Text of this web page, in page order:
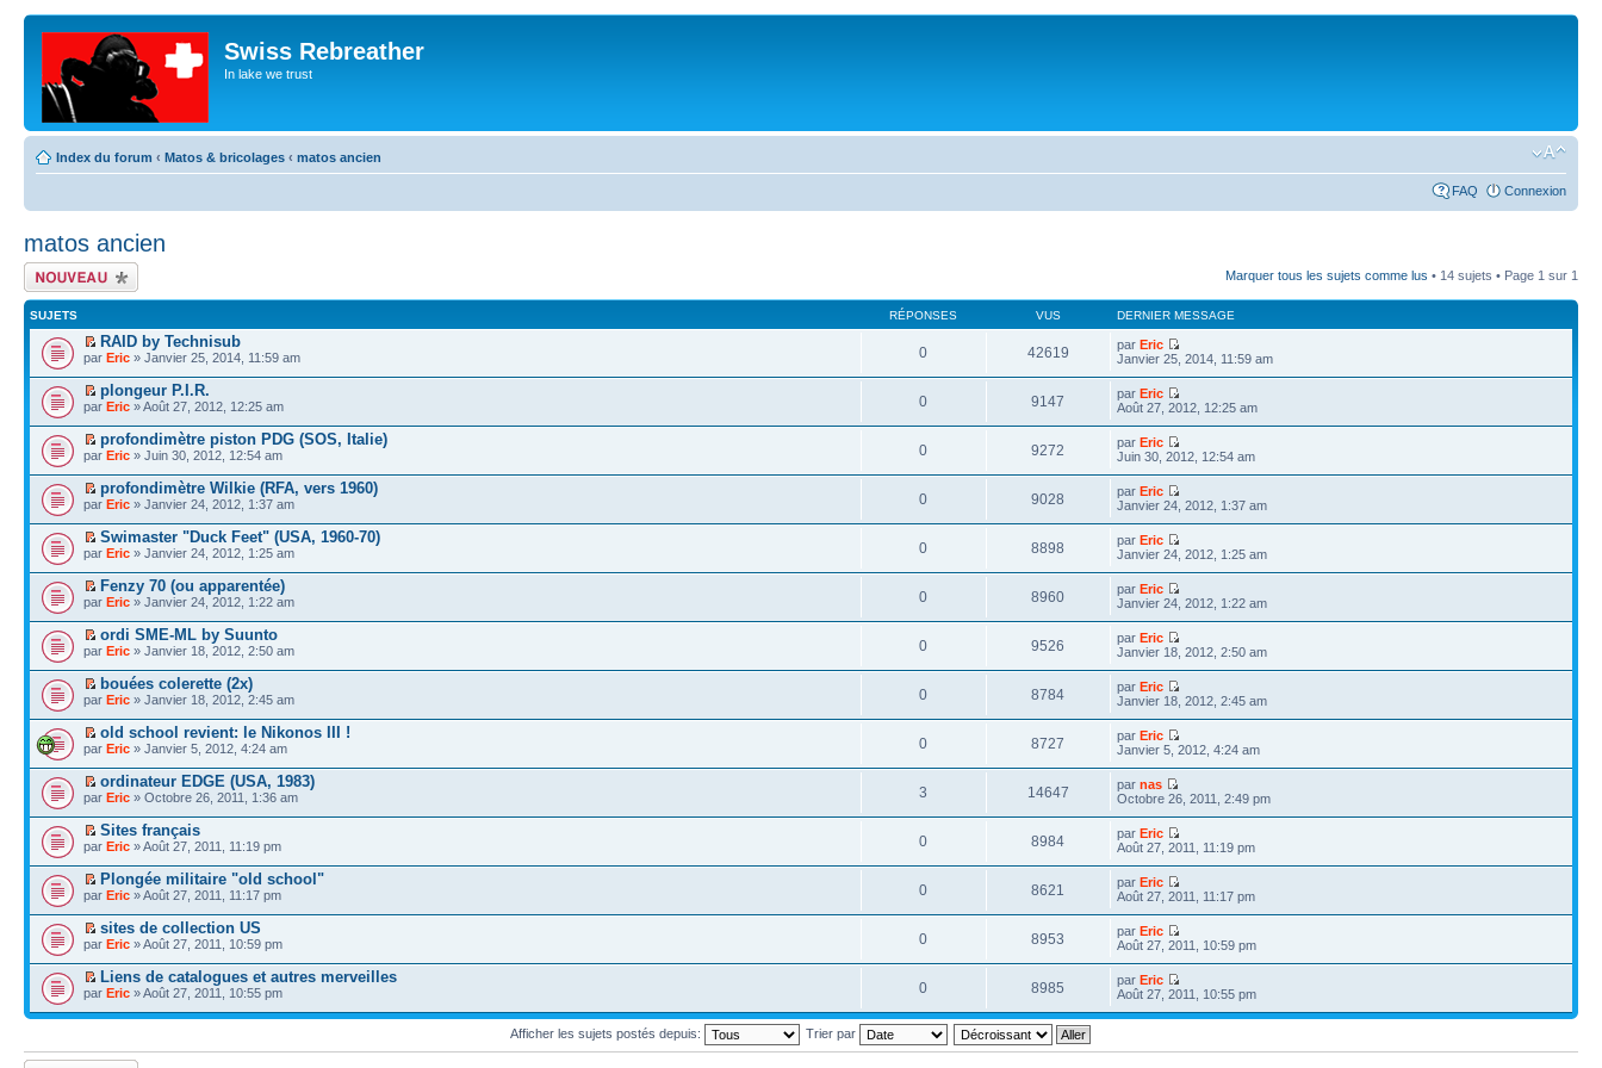
Swiss Rebreather
In lake we trust
Index du forum ‹ Matos & bricolages ‹ matos ancien
FAQ Connexion
matos ancien
Écrire un nouveau
sujet
Marquer tous les sujets comme lus • 14 sujets • Page 1 sur 1
SUJETS RÉPONSES VUS DERNIER MESSAGE
RAID by Technisub
par Eric » Janvier 25, 2014, 11:59 am 0 42619 parEric
Janvier 25, 2014, 11:59 am
plongeur P.I.R.
par Eric » Août 27, 2012, 12:25 am 0 9147 parEric
Août 27, 2012, 12:25 am
profondimètre piston PDG (SOS, Italie)
par Eric » Juin 30, 2012, 12:54 am 0 9272 parEric
Juin 30, 2012, 12:54 am
profondimètre Wilkie (RFA, vers 1960)
par Eric » Janvier 24, 2012, 1:37 am 0 9028 parEric
Janvier 24, 2012, 1:37 am
Swimaster "Duck Feet" (USA, 1960-70)
par Eric » Janvier 24, 2012, 1:25 am 0 8898 parEric
Janvier 24, 2012, 1:25 am
Fenzy 70 (ou apparentée)
par Eric » Janvier 24, 2012, 1:22 am 0 8960 parEric
Janvier 24, 2012, 1:22 am
ordi SME-ML by Suunto
par Eric » Janvier 18, 2012, 2:50 am 0 9526 parEric
Janvier 18, 2012, 2:50 am
bouées colerette (2x)
par Eric » Janvier 18, 2012, 2:45 am 0 8784 parEric
Janvier 18, 2012, 2:45 am
old school revient: le Nikonos III !
par Eric » Janvier 5, 2012, 4:24 am 0 8727 parEric
Janvier 5, 2012, 4:24 am
ordinateur EDGE (USA, 1983)
par Eric » Octobre 26, 2011, 1:36 am 3 14647 parnas
Octobre 26, 2011, 2:49 pm
Sites français
par Eric » Août 27, 2011, 11:19 pm 0 8984 parEric
Août 27, 2011, 11:19 pm
Plongée militaire "old school"
par Eric » Août 27, 2011, 11:17 pm 0 8621 parEric
Août 27, 2011, 11:17 pm
sites de collection US
par Eric » Août 27, 2011, 10:59 pm 0 8953 parEric
Août 27, 2011, 10:59 pm
Liens de catalogues et autres merveilles
par Eric » Août 27, 2011, 10:55 pm 0 8985 parEric
Août 27, 2011, 10:55 pm
Afficher les sujets postés depuis: Trier par